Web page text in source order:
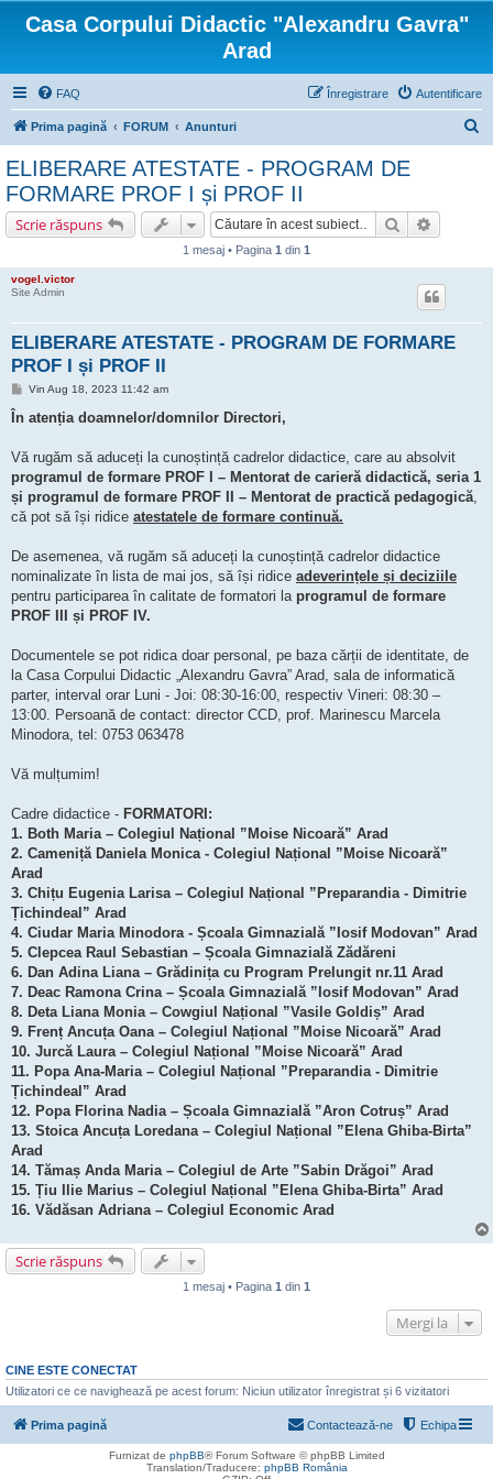
Casa Corpului Didactic "Alexandru Gavra"
Arad
FAQ Autentificare
Înregistrare
Prima pagină FORUM Anunturi
ELIBERARE ATESTATE - PROGRAM DE
FORMARE PROF I și PROF II
Scrie răspuns Căutare
1 mesaj • Pagina 1 din 1
vogel.victor
Site Admin
ELIBERARE ATESTATE - PROGRAM DE FORMARE
PROF I și PROF II
M
s
Vin Aug 18, 2023 11:42 am
În atenția doamnelor/domnilor Directori,
Vă rugăm să aduceți la cunoștință cadrelor didactice, care au absolvit
programul de formare PROF I – Mentorat de carieră didactică, seria 1
și programul de formare PROF II – Mentorat de practică pedagogică,
că pot să își ridice atestatele de formare continuă.
De asemenea, vă rugăm să aduceți la cunoștință cadrelor didactice
nominalizate în lista de mai jos, să își ridice adeverințele și deciziile
pentru participarea în calitate de formatori la programul de formare
PROF III și PROF IV.
Documentele se pot ridica doar personal, pe baza cărții de identitate, de
la Casa Corpului Didactic „Alexandru Gavra” Arad, sala de informatică
parter, interval orar Luni - Joi: 08:30-16:00, respectiv Vineri: 08:30 –
13:00. Persoană de contact: director CCD, prof. Marinescu Marcela
Minodora, tel: 0753 063478
Vă mulțumim!
Cadre didactice - FORMATORI:
1. Both Maria – Colegiul Național ”Moise Nicoară” Arad
2. Cameniță Daniela Monica - Colegiul Național ”Moise Nicoară”
Arad
3. Chițu Eugenia Larisa – Colegiul Național ”Preparandia - Dimitrie
Țichindeal” Arad
4. Ciudar Maria Minodora - Școala Gimnazială ”Iosif Modovan” Arad
5. Clepcea Raul Sebastian – Școala Gimnazială Zădăreni
6. Dan Adina Liana – Grădinița cu Program Prelungit nr.11 Arad
7. Deac Ramona Crina – Școala Gimnazială ”Iosif Modovan” Arad
8. Deta Liana Monia – Cowgiul Național ”Vasile Goldiș” Arad
9. Frenț Ancuța Oana – Colegiul Național ”Moise Nicoară” Arad
10. Jurcă Laura – Colegiul Național ”Moise Nicoară” Arad
11. Popa Ana-Maria – Colegiul Național ”Preparandia - Dimitrie
Țichindeal” Arad
12. Popa Florina Nadia – Școala Gimnazială ”Aron Cotruș” Arad
13. Stoica Ancuța Loredana – Colegiul Național ”Elena Ghiba-Birta”
Arad
14. Tămaș Anda Maria – Colegiul de Arte ”Sabin Drăgoi” Arad
15. Țiu Ilie Marius – Colegiul Național ”Elena Ghiba-Birta” Arad
16. Vădăsan Adriana – Colegiul Economic Arad
Scrie răspuns
1 mesaj • Pagina 1 din 1
Mergi la
CINE ESTE CONECTAT
Utilizatori ce ce navighează pe acest forum: Niciun utilizator înregistrat și 6 vizitatori
Prima pagină Echipa
Contactează-ne
Furnizat de phpBB® Forum Software © phpBB Limited
Translation/Traducere: phpBB România